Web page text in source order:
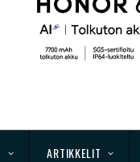
ARTIKKELIT